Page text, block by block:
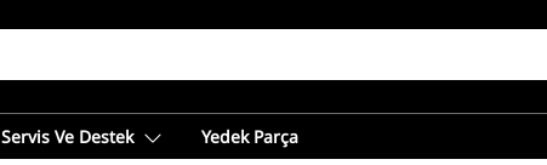
Servis Ve Destek Yedek Parça